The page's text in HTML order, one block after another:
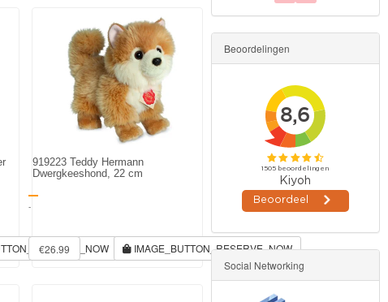
919223 Teddy Hermann
Dwergkeeshond, 22 cm
-
€26.99 IMAGE_BUTTON_RESERVE_NOW
Beoordelingen
Social Networking